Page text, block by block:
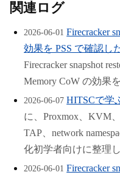
関連ログ
2026-06-01 Firecracker
効果を PSS で確認し
Firecracker snapshot
Memory CoW の効果
2026-06-07 HITSCで学
に、Proxmox、KVM
TAP、network
化初学者向けに整理
2026-06-01 Firecracker